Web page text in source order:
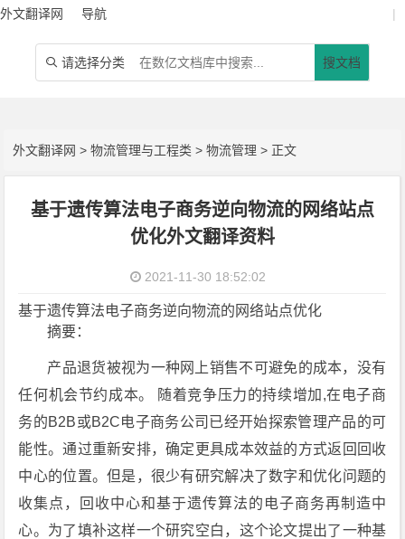
外文翻译网 导航 |
 请选择分类 搜文档
外文翻译网 >物流管理与工程类 >物流管理 > 正文
基于遗传算法电子商务逆向物流的网络站点
优化外文翻译资料
2021-11-30 18:52:02
基于遗传算法电子商务逆向物流的网络站点优化
摘要：
产品退货被视为一种网上销售不可避免的成本，没有
任何机会节约成本。 随着竞争压力的持续增加,在电子商
务的B2B或B2C电子商务公司已经开始探索管理产品的可
能性。通过重新安排，确定更具成本效益的方式返回回收
中心的位置。但是，很少有研究解决了数字和优化问题的
收集点，回收中心和基于遗传算法的电子商务再制造中
心。为了填补这样一个研究空白，这个论文提出了一种基